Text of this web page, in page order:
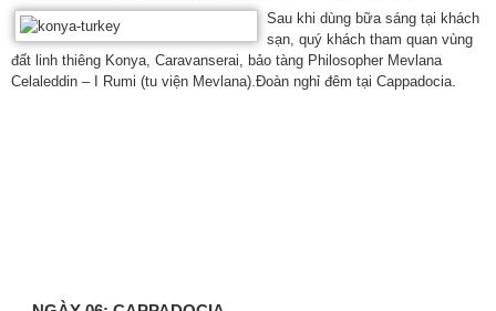
Sau khi dùng bữa sáng tại khách
sạn, quý khách tham quan vùng
đất linh thiêng Konya, Caravanserai, bảo tàng Philosopher Mevlana
Celaleddin – I Rumi (tu viện Mevlana).Đoàn nghỉ đêm tại Cappadocia.